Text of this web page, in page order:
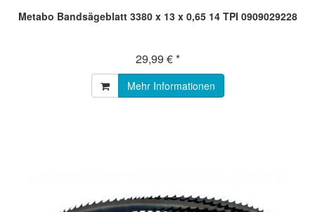
Metabo Bandsägeblatt 3380 x 13 x 0,65 14 TPI 0909029228
29,99 € *
Mehr Informationen